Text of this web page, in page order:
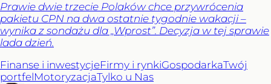
Prawie dwie trzecie Polaków chce przywrócenia
pakietu CPN na dwa ostatnie tygodnie wakacji –
wynika z sondażu dla „Wprost”. Decyzja w tej sprawie
lada dzień.
Finanse i inwestycjeFirmy i rynkiGospodarkaTwój
portfelMotoryzacjaTylko u Nas